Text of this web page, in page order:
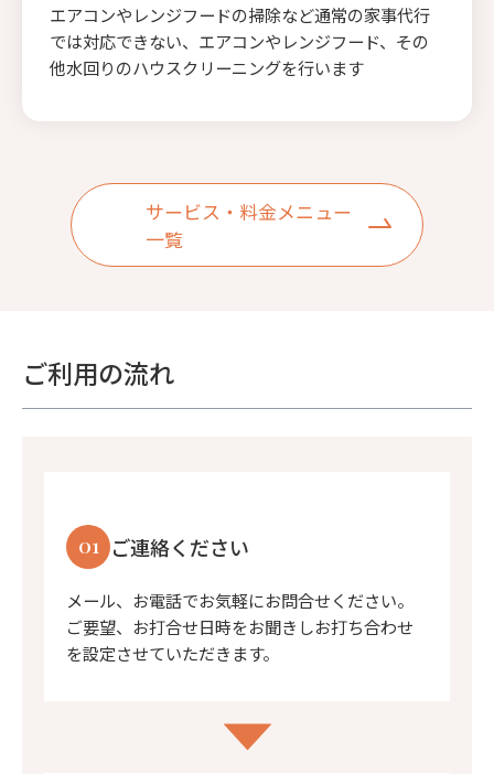
エアコンやレンジフードの掃除など通常の家事代行
では対応できない、エアコンやレンジフード、その
他水回りのハウスクリーニングを行います
サービス・料金メニュー
一覧
ご利用の流れ
01 ご連絡ください
メール、お電話でお気軽にお問合せください。
ご要望、お打合せ日時をお聞きしお打ち合わせ
を設定させていただきます。